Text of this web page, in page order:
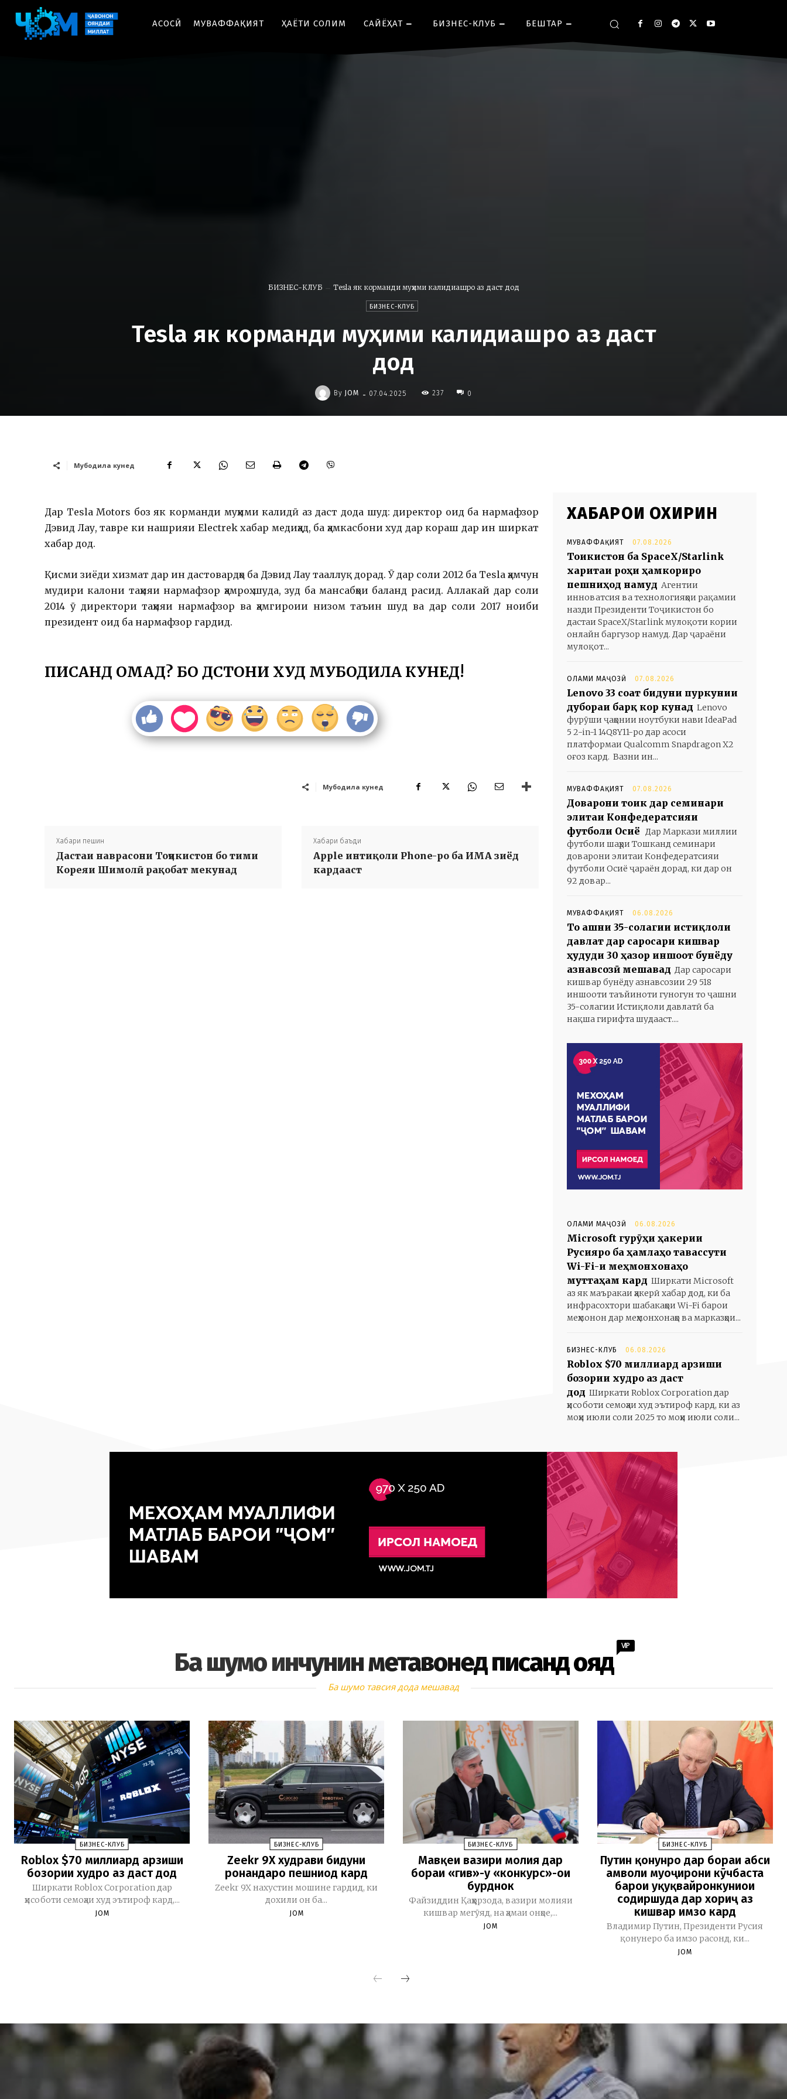
АСОСӢ МУВАФФАҚИЯТ ҲАЁТИ СОЛИМ CАЙЁҲАТ БИЗНЕС-КЛУБ БЕШТАР
БИЗНЕС-КЛУБ Tesla як корманди муҳими калидиашро аз даст дод
БИЗНЕС-КЛУБ
Tesla як корманди муҳими калидиашро аз даст
дод
By JOM - 07.04.2025 237 0
Мубодила кунед
Дар Tesla Motors боз як корманди муҳими калидӣ аз даст дода шуд: директор оид ба нармафзор
Дэвид Лау, тавре ки нашрияи Electrek хабар медиҳад, ба ҳамкасбони худ дар кораш дар ин ширкат
хабар дод.
Қисми зиёди хизмат дар ин дастовардҳо ба Дэвид Лау тааллуқ дорад. Ӯ дар соли 2012 ба Tesla ҳамчун
мудири калони таҳияи нармафзор ҳамроҳ шуда, зуд ба мансабҳои баланд расид. Аллакай дар соли
2014 ӯ директори таҳияи нармафзор ва ҳамгироии низом таъин шуд ва дар соли 2017 ноиби
президент оид ба нармафзор гардид.
ПИСАНД ОМАД? БО ДӮСТОНИ ХУД МУБОДИЛА КУНЕД!
Мубодила кунед
Хабари пешин
Дастаи наврасони Тоҷикистон бо тими
Кореяи Шимолӣ рақобат мекунад
Хабари баъди
Apple интиқоли Phone-ро ба ИМА зиёд
кардааст
ХАБАРҲОИ ОХИРИН
МУВАФФАҚИЯТ 07.08.2026
Тоҷикистон ба SpaceX/Starlink
харитаи роҳи ҳамкориро
пешниҳод намуд Агентии
инноватсия ва технологияҳои рақамии
назди Президенти Тоҷикистон бо
дастаи SpaceX/Starlink мулоқоти кории
онлайн баргузор намуд. Дар ҷараёни
мулоқот...
ОЛАМИ МАҶОЗӢ 07.08.2026
Lenovo 33 соат бидуни пуркунии
дубораи барқ кор кунад Lenovo
фурӯши ҷаҳонии ноутбуки нави IdeaPad
5 2-in-1 14Q8Y11-ро дар асоси
платформаи Qualcomm Snapdragon X2
оғоз кард. Вазни ин...
МУВАФФАҚИЯТ 07.08.2026
Доварони тоҷик дар семинари
элитаи Конфедератсияи
футболи Осиё Дар Маркази миллии
футболи шаҳри Тошканд семинари
доварони элитаи Конфедератсияи
футболи Осиё ҷараён дорад, ки дар он
92 довар...
МУВАФФАҚИЯТ 06.08.2026
То ҷашни 35-солагии истиқлоли
давлат дар саросари кишвар
ҳудуди 30 ҳазор иншоот бунёду
азнавсозӣ мешавад Дар саросари
кишвар бунёду азнавсозии 29 518
иншооти таъйиноти гуногун то ҷашни
35-солагии Истиқлоли давлатӣ ба
нақша гирифта шудааст....
ОЛАМИ МАҶОЗӢ 06.08.2026
Microsoft гурӯҳи ҳакерии
Русияро ба ҳамлаҳо тавассути
Wi-Fi-и меҳмонхонаҳо
муттаҳам кард Ширкати Microsoft
аз як маъракаи ҳакерӣ хабар дод, ки ба
инфрасохтори шабакаҳои Wi-Fi барои
меҳмонон дар меҳмонхонаҳо ва марказҳои...
БИЗНЕС-КЛУБ 06.08.2026
Roblox $70 миллиард арзиши
бозории худро аз даст
дод Ширкати Roblox Corporation дар
ҳисоботи семоҳаи худ эътироф кард, ки аз
моҳи июли соли 2025 то моҳи июли соли...
Ба шумо инчунин метавонед писанд ояд
VIP
Ба шумо тавсия дода мешавад
БИЗНЕС-КЛУБ
Roblox $70 миллиард арзиши
бозории худро аз даст дод
Ширкати Roblox Corporation дар
ҳисоботи семоҳаи худ эътироф кард,...
JOM
БИЗНЕС-КЛУБ
Zeekr 9X худрави бидуни
ронандаро пешниҳод кард
Zeekr 9X нахустин мошине гардид, ки
дохили он ба...
JOM
БИЗНЕС-КЛУБ
Мавқеи вазири молия дар
бораи «гив»-у «конкурс»-ҳои
бурднок
Файзиддин Қаҳҳорзода, вазири молияи
кишвар мегӯяд, на ҳамаи онҳое,...
JOM
БИЗНЕС-КЛУБ
Путин қонунро дар бораи ҳабси
амволи муҳоҷирони кӯчбаста
барои ҳуқуқвайронкуниҳои
содиршуда дар хориҷ аз
кишвар имзо кард
Владимир Путин, Президенти Русия
қонунеро ба имзо расонд, ки...
JOM